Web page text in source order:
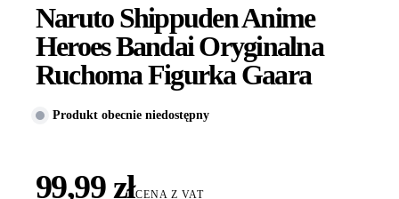
Naruto Shippuden Anime
Heroes Bandai Oryginalna
Ruchoma Figurka Gaara
Produkt obecnie niedostępny
99,99 złCENA Z VAT